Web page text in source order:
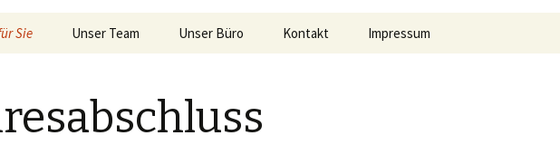
Sie Unser Team Unser Büro Kontakt Impressum